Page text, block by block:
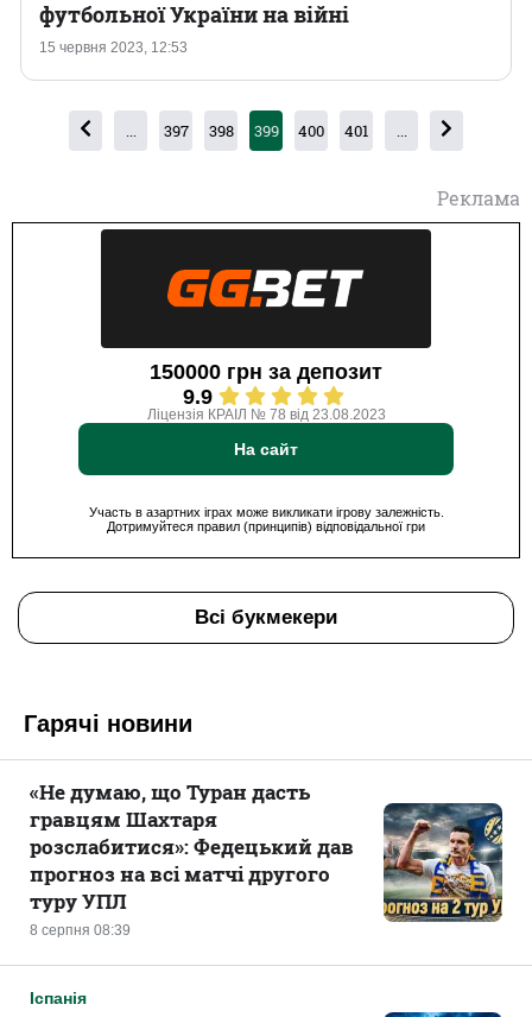
15 червня 2023, 12:53
футбольної України на війні
... 397 398 399 400 401 ...
Реклама
150000 грн за депозит
9.9
Ліцензія КРАІЛ № 78 від 23.08.2023
На сайт
Участь в азартних іграх може викликати ігрову залежність.
Дотримуйтеся правил (принципів) відповідальної гри
Всі букмекери
Гарячі новини
8 серпня 08:39
«Не думаю, що Туран дасть
гравцям Шахтаря
розслабитися»: Федецький дав
прогноз на всі матчі другого
туру УПЛ
Іспанія